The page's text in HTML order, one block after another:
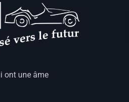
ont une âme